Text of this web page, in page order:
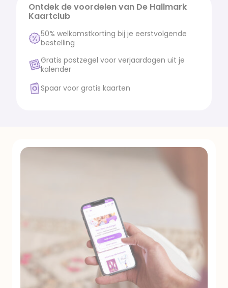
Ontdek de voordelen van De Hallmark
Kaartclub
50% welkomstkorting bij je eerstvolgende
bestelling
Gratis postzegel voor verjaardagen uit je
kalender
Spaar voor gratis kaarten